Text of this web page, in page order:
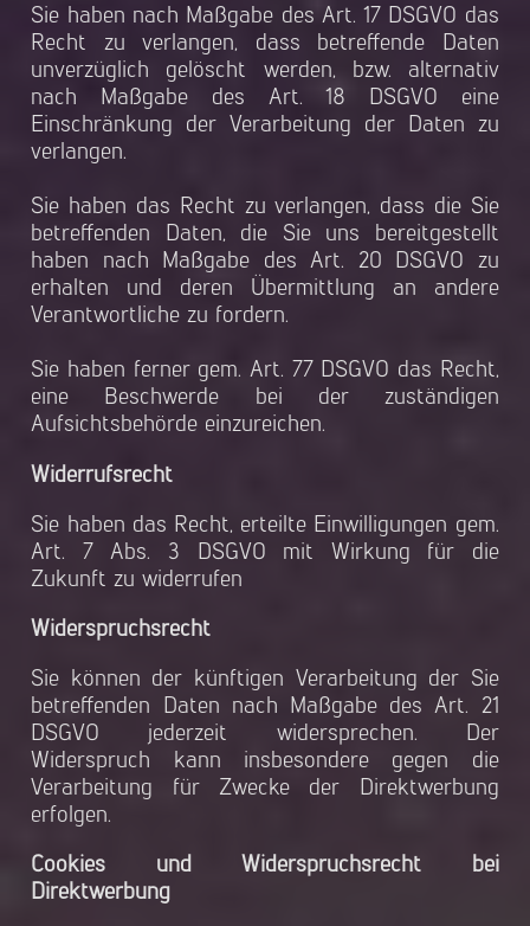
Sie haben nach Maßgabe des Art. 17 DSGVO das
Recht zu verlangen, dass betreffende Daten
unverzüglich gelöscht werden, bzw. alternativ
nach Maßgabe des Art. 18 DSGVO eine
Einschränkung der Verarbeitung der Daten zu
verlangen.
Sie haben das Recht zu verlangen, dass die Sie
betreffenden Daten, die Sie uns bereitgestellt
haben nach Maßgabe des Art. 20 DSGVO zu
erhalten und deren Übermittlung an andere
Verantwortliche zu fordern.
Sie haben ferner gem. Art. 77 DSGVO das Recht,
eine Beschwerde bei der zuständigen
Aufsichtsbehörde einzureichen.
Widerrufsrecht
Sie haben das Recht, erteilte Einwilligungen gem.
Art. 7 Abs. 3 DSGVO mit Wirkung für die
Zukunft zu widerrufen
Widerspruchsrecht
Sie können der künftigen Verarbeitung der Sie
betreffenden Daten nach Maßgabe des Art. 21
DSGVO jederzeit widersprechen. Der
Widerspruch kann insbesondere gegen die
Verarbeitung für Zwecke der Direktwerbung
erfolgen.
Cookies und Widerspruchsrecht bei
Direktwerbung